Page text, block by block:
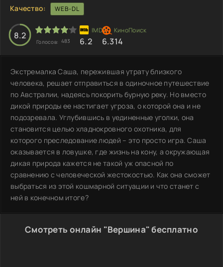
Качество:
WEB-DL
8.2
Голосов: 483 6.2 6.314
Экстремалка Саша, пережившая утрату близкого
человека, решает отправиться в одиночное путешествие
по Австралии, надеясь покорить бурную реку. Но вместо
дикой природы ее настигает угроза, о которой она и не
подозревала. Углубившись в уединенные уголки, она
становится целью хладнокровного охотника, для
которого преследование людей – это просто игра. Саша
оказывается в ловушке, где жизнь на кону, а окружающая
дикая природа кажется не такой уж опасной по
сравнению с человеческой жестокостью. Как она сможет
выбраться из этой кошмарной ситуации и что станет с
ней в конечном итоге?
Смотреть онлайн "Вершина" бесплатно